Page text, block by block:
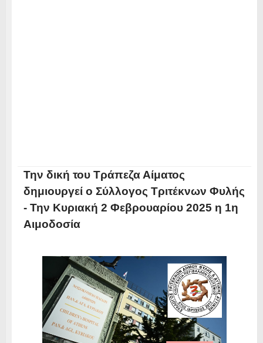
Την δική του Τράπεζα Αίματος
δημιουργεί ο Σύλλογος Τριτέκνων Φυλής
- Την Κυριακή 2 Φεβρουαρίου 2025 η 1η
Αιμοδοσία